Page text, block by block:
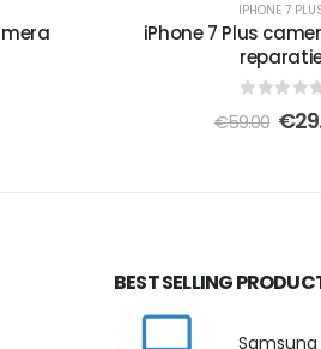
IPHONE 7
iPhone 7 Plus
out of
€59.00 €
BEST SELLING